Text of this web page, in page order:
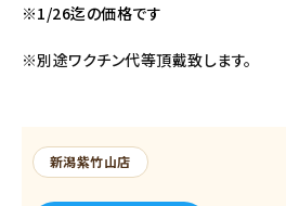
※1/26迄の価格です
※別途ワクチン代等頂戴致します。
新潟紫竹山店